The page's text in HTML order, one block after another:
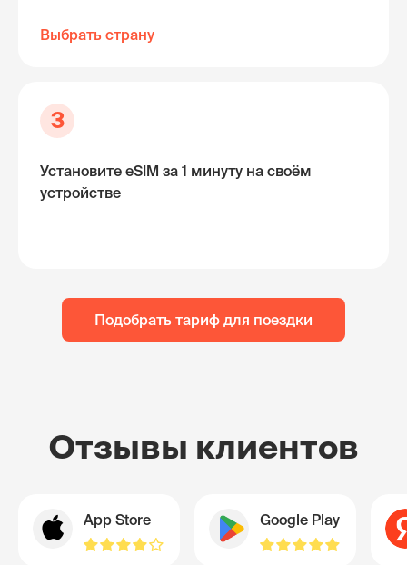
Выбрать страну
3
Установите eSIM за 1 минуту на своём
устройстве
Подобрать тариф для поездки
Отзывы клиентов
App Store Google Play